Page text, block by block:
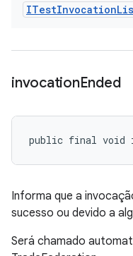
ITestInvocation
invocationEnded
public final void
Informa que a
sucesso ou devido a
Será chamado